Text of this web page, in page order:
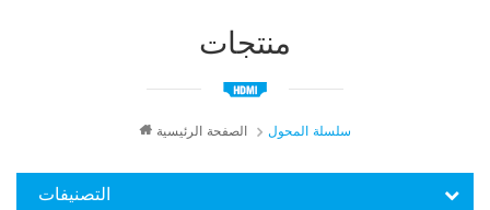
منتجات
الصفحة الرئيسية سلسلة المحول
التصنيفات